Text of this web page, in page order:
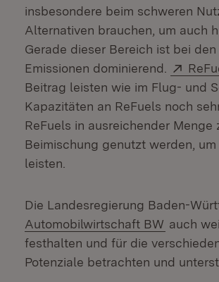
insbesondere beim schweren
Alternativen brauchen, um auch
Gerade dieser Bereich ist bei
Emissionen dominierend.
Beitrag leisten wie im Flug- und
Kapazitäten an ReFuels noch
ReFuels in ausreichender
Beimischung genutzt werden,
leisten.
Die Landesregierung Baden-
Automobilwirtschaft BW (Öffnet
auch
festhalten und für die
Potenziale betrachten und